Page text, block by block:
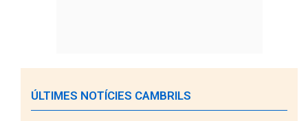
ÚLTIMES NOTÍCIES CAMBRILS